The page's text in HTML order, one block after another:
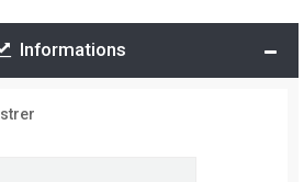
Informations